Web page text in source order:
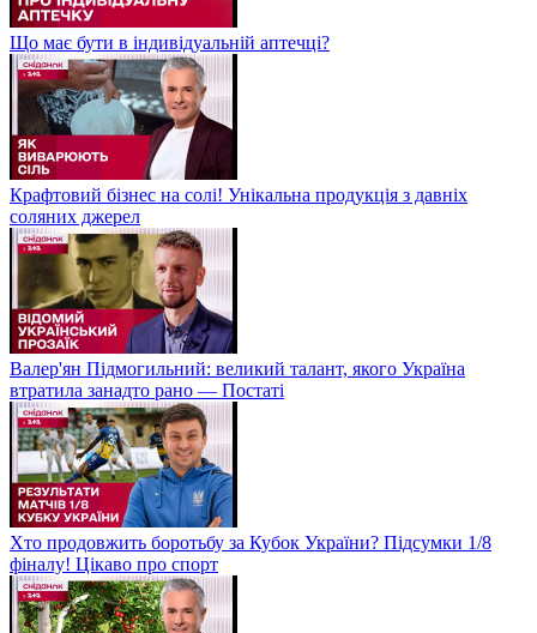
Що має бути в індивідуальній аптечці?
Крафтовий бізнес на солі! Унікальна продукція з давніх
соляних джерел
Валер'ян Підмогильний: великий талант, якого Україна
втратила занадто рано — Постаті
Хто продовжить боротьбу за Кубок України? Підсумки 1/8
фіналу! Цікаво про спорт